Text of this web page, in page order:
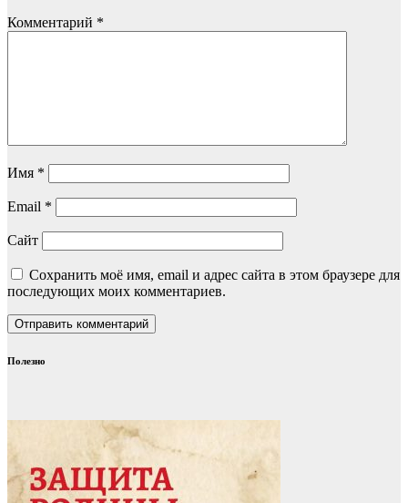
Комментарий *
Имя *
Email *
Сайт
Сохранить моё имя, email и адрес сайта в этом браузере для
последующих моих комментариев.
Полезно